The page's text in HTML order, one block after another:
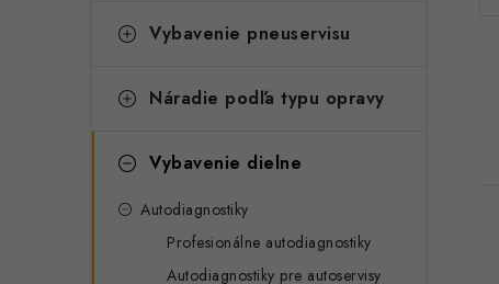
i
Vybavenie pneuservisu
Náradie podľa typu opravy
Vybavenie dielne
Autodiagnostiky
Profesionálne autodiagnostiky
Autodiagnostiky pre autoservisy